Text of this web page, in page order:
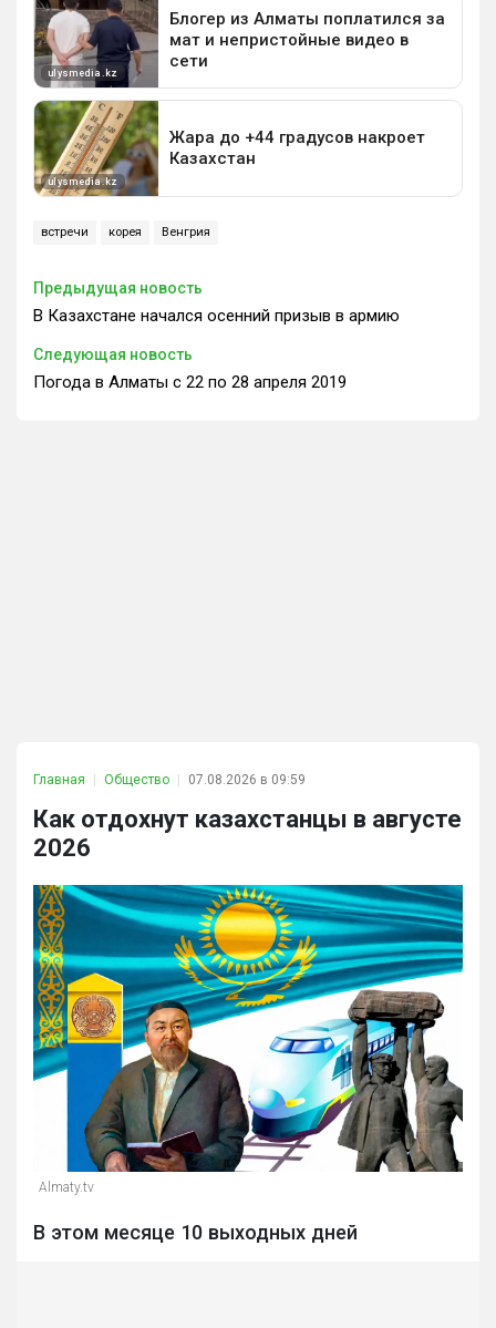
встречи корея Венгрия
Предыдущая новость
В Казахстане начался осенний призыв в армию
Следующая новость
Погода в Алматы с 22 по 28 апреля 2019
Главная Общество 07.08.2026 в 09:59
Как отдохнут казахстанцы в августе
2026
Almaty.tv
В этом месяце 10 выходных дней